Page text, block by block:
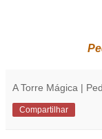
A Torre Mágica |
Compartilhar